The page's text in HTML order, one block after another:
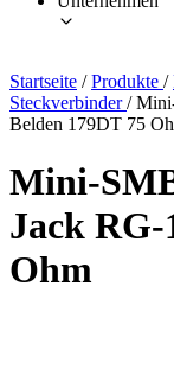
Startseite / Produkte /
Steckverbinder/
Belden 179DT 75
Mini-
Jack RG-
Ohm